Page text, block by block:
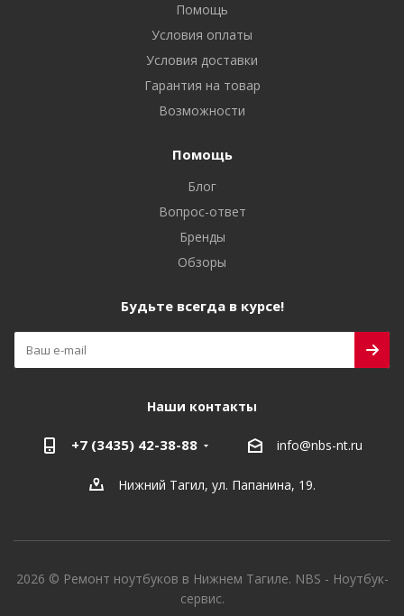
Помощь
Условия оплаты
Условия доставки
Гарантия на товар
Возможности
Помощь
Блог
Вопрос-ответ
Бренды
Обзоры
Будьте всегда в курсе!
Наши контакты
+7 (3435) 42-38-88 info@nbs-nt.ru
Нижний Тагил, ул. Папанина, 19.
2026 © Ремонт ноутбуков в Нижнем Тагиле. NBS - Ноутбук-
сервис.